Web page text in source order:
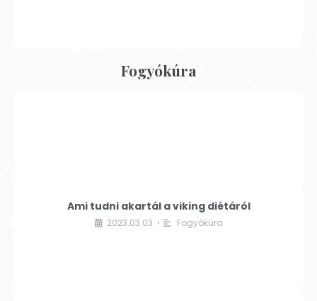
Fogyókúra
Ami tudni akartál a viking diétáról
2023.03.03. • Fogyókúra